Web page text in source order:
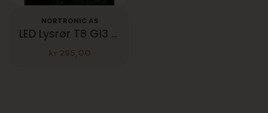
NORTRONIC AS
LED Lysrør T8 G13 830 1,5 m 19W 1950lm 3000K
kr 295,00